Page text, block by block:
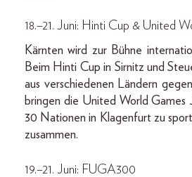
18.–21. Juni: Hinti Cup & United
Kärnten wird zur Bühne
Beim Hinti Cup in Sirnitz und
aus verschiedenen Ländern
bringen die United World Games
30 Nationen in Klagenfurt zu
zusammen.
19.–21. Juni: FUGA300